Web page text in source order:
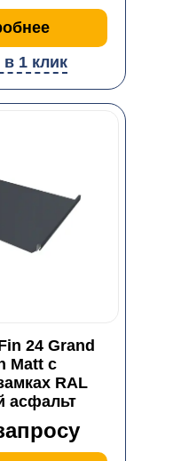
1 клик
24 Grand
Matt с
RAL
асфальт